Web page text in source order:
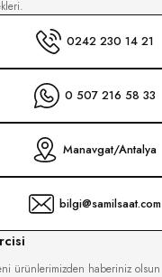
0242 230 14 21
0 507 216 58 33
Manavgat/Antalya
bilgi@samilsaat.com
ürünlerimizden haberiniz olsun